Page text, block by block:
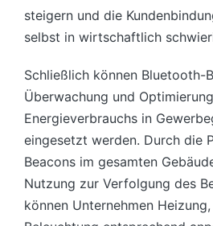
steigern und die
selbst in wirtschaftlich
Schließlich können Bluetooth-
Überwachung und
Energieverbrauchs in
eingesetzt werden. Durch die
Beacons im gesamten
Nutzung zur Verfolgung des
können Unternehmen